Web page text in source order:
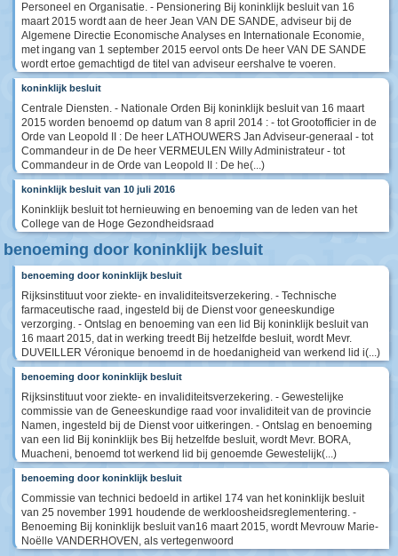
Personeel en Organisatie. - Pensionering Bij koninklijk besluit van 16
maart 2015 wordt aan de heer Jean VAN DE SANDE, adviseur bij de
Algemene Directie Economische Analyses en Internationale Economie,
met ingang van 1 september 2015 eervol onts De heer VAN DE SANDE
wordt ertoe gemachtigd de titel van adviseur eershalve te voeren.
koninklijk besluit
Centrale Diensten. - Nationale Orden Bij koninklijk besluit van 16 maart
2015 worden benoemd op datum van 8 april 2014 : - tot Grootofficier in de
Orde van Leopold II : De heer LATHOUWERS Jan Adviseur-generaal - tot
Commandeur in de De heer VERMEULEN Willy Administrateur - tot
Commandeur in de Orde van Leopold II : De he(...)
koninklijk besluit van 10 juli 2016
Koninklijk besluit tot hernieuwing en benoeming van de leden van het
College van de Hoge Gezondheidsraad
benoeming door koninklijk besluit
benoeming door koninklijk besluit
Rijksinstituut voor ziekte- en invaliditeitsverzekering. - Technische
farmaceutische raad, ingesteld bij de Dienst voor geneeskundige
verzorging. - Ontslag en benoeming van een lid Bij koninklijk besluit van
16 maart 2015, dat in werking treedt Bij hetzelfde besluit, wordt Mevr.
DUVEILLER Véronique benoemd in de hoedanigheid van werkend lid i(...)
benoeming door koninklijk besluit
Rijksinstituut voor ziekte- en invaliditeitsverzekering. - Gewestelijke
commissie van de Geneeskundige raad voor invaliditeit van de provincie
Namen, ingesteld bij de Dienst voor uitkeringen. - Ontslag en benoeming
van een lid Bij koninklijk bes Bij hetzelfde besluit, wordt Mevr. BORA,
Muacheni, benoemd tot werkend lid bij genoemde Gewestelijk(...)
benoeming door koninklijk besluit
Commissie van technici bedoeld in artikel 174 van het koninklijk besluit
van 25 november 1991 houdende de werkloosheidsreglementering. -
Benoeming Bij koninklijk besluit van16 maart 2015, wordt Mevrouw Marie-
Noëlle VANDERHOVEN, als vertegenwoord